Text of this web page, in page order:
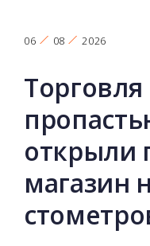
06 08 2026
открыли
магазин